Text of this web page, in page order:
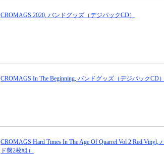
CROMAGS 2020, バンドグッズ（デジパックCD）
CROMAGS In The Beginning, バンドグッズ（デジパックCD）
CROMAGS Hard Times In The Age Of Quarrel Vol 2 Red Vinyl,
ド盤2枚組）